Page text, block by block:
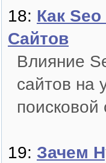
18: Как
Сайтов
Влияние
сайтов на
19: Зачем